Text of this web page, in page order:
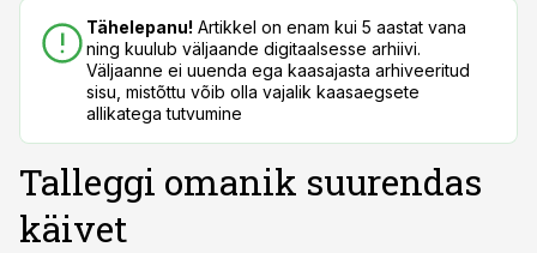
Tähelepanu! Artikkel on enam kui 5 aastat vana
ning kuulub väljaande digitaalsesse arhiivi.
Väljaanne ei uuenda ega kaasajasta arhiveeritud
sisu, mistõttu võib olla vajalik kaasaegsete
allikatega tutvumine
Talleggi omanik suurendas
käivet